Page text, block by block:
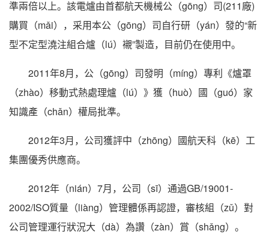
準兩倍以上。該電爐由首都航天機械公（gōng）司(211廠)
購買（mǎi），采用本公（gōng）司自行研（yán）發的“新
型不定型澆注組合爐（lú）襯”製造，目前仍在使用中。
2011年8月，公（gōng）司發明（míng）專利《爐罩
（zhào）移動式熱處理爐（lú）》獲（huò）國（guó）家
知識產（chǎn）權局批準。
2012年3月，公司獲評中（zhōng）國航天科（kē）工
集團優秀供應商。
2012年（nián）7月，公司（sī）通過GB/19001-
2002/ISO質量（liàng）管理體係再認證，審核組（zǔ）對
公司管理運行狀況大（dà）為讚（zàn）賞（shǎng）。